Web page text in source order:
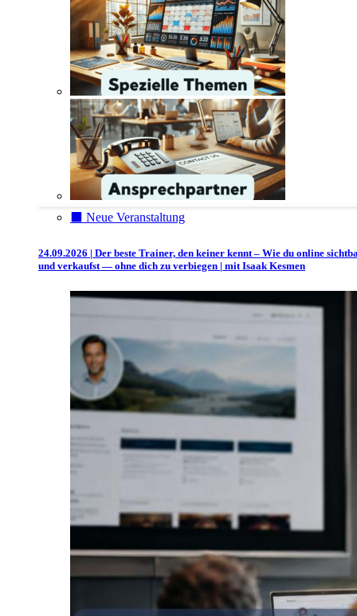
⬛️ Neue Veranstaltung
24.09.2026 | Der beste Trainer, den keiner kennt – Wie du online
und verkaufst — ohne dich zu verbiegen | mit Isaak Kesmen